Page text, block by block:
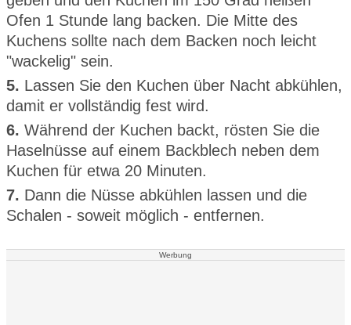
Ofen 1 Stunde lang backen. Die Mitte des
Kuchens sollte nach dem Backen noch leicht
"wackelig" sein.
5. Lassen Sie den Kuchen über Nacht abkühlen,
damit er vollständig fest wird.
6. Während der Kuchen backt, rösten Sie die
Haselnüsse auf einem Backblech neben dem
Kuchen für etwa 20 Minuten.
7. Dann die Nüsse abkühlen lassen und die
Schalen - soweit möglich - entfernen.
Werbung